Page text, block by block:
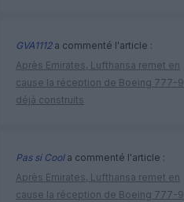
GVA1112a commenté l'article :
Après Emirates, Lufthansa remet en
cause la réception de Boeing 777-9
déjà construits
Pas si Coola commenté l'article :
Après Emirates, Lufthansa remet en
cause la réception de Boeing 777-9